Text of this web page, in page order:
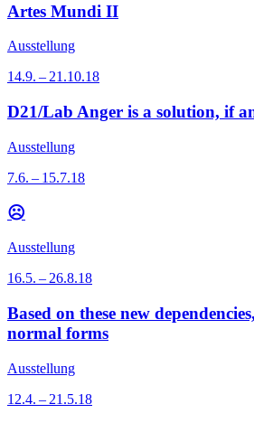
Artes Mundi II
Ausstellung
14.9. – 21.10.18
D21/Lab Anger is a solution, if
Ausstellung
7.6. – 15.7.18
☹
Ausstellung
16.5. – 26.8.18
Based on these new
normal forms
Ausstellung
12.4. – 21.5.18